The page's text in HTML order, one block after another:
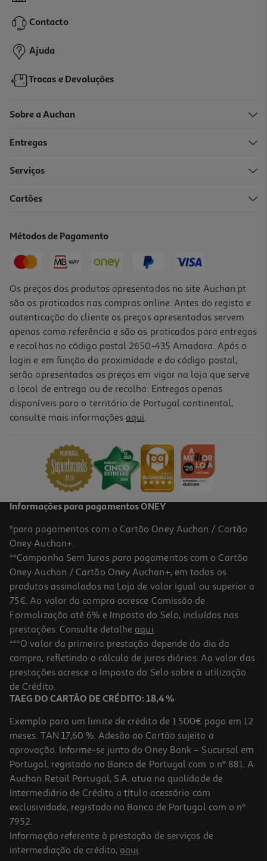
4,00 €
Parasol S Auchan 130x60cm
Parasol Dianteiro Xlpt Xl
0.2 €/un
4,75 €
Parasol Dianteiro Wrc Rally Line Tamanho L
Contacto
Ajuda
Trocas e Devoluções
Sobre a Auchan
Entregas
Serviços
Cartões
Métodos de Pagamento
Os preços dos produtos apresentados no site Auchan.pt
são os praticados nas compras online. Antes do registo e
autenticação do cliente os preços apresentados servem
apenas como referência e são os praticados para entregas
e recolhas no código postal 2650-435 Amadora. Após o
login e em função da proximidade e do código postal,
serão apresentados os preços em vigor na loja que serve
o local de entrega ou de recolha. Entregas apenas
disponíveis para o território de Portugal continental,
consulte mais informações aqui.
Informações para pagamentos ONEY
*para pagamentos com o Cartão Oney Auchan / Cartão
Oney Auchan+.
**Campanha Sem Juros para pagamentos com o Cartão
Oney Auchan / Cartão Oney Auchan+, em todos os
produtos assinalados na Loja de valor igual ou superior a
75€. Ao valor da compra acresce Comissão de
Formalização até 6% e Imposto do Selo, incluídos nas
prestações. Consulte detalhe aqui.
***O valor da primeira prestação depende do dia da
compra, refletindo o cálculo de juros diários. Ao valor das
prestações acresce o Imposto do Selo sobre a utilização
de Crédito.
TAEG DO CARTÃO DE CRÉDITO: 18,4 %
Exemplo para um limite de crédito de 1.500€ pago em 12
meses. TAN 17,60 %. Adesão ao Cartão sujeita a
aprovação. Informe-se junto do Oney Bank – Sucursal em
Portugal, registado no Banco de Portugal com o nº 881. A
Auchan Retail Portugal, S.A. atua na qualidade de
Intermediário de Crédito a título acessório com
exclusividade, registado no Banco de Portugal com o nº
7952.
Informação referente à prestação de serviços de
intermediação de crédito, aqui.